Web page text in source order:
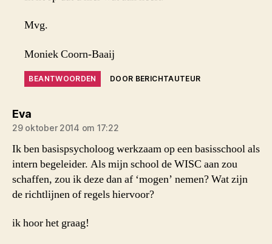
Mvg.
Moniek Coorn-Baaij
BEANTWOORDEN DOOR BERICHTAUTEUR
Evazegt:
29 oktober 2014 om 17:22
Ik ben basispsycholoog werkzaam op een basisschool als
intern begeleider. Als mijn school de WISC aan zou
schaffen, zou ik deze dan af ‘mogen’ nemen? Wat zijn
de richtlijnen of regels hiervoor?
ik hoor het graag!